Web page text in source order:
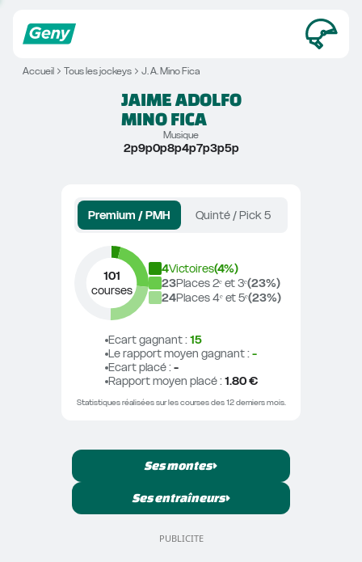
Accueil Tous les jockeys J. A. Mino Fica
JAIME ADOLFO
MINO FICA
Musique
2p9p0p8p4p7p3p5p
Premium / PMH Quinté / Pick 5
101
courses
4Victoires(4%)
23Places 2ᵉ et 3ᵉ(23%)
24Places 4ᵉ et 5ᵉ(23%)
Ecart gagnant : 15
Le rapport moyen gagnant : -
Ecart placé : -
Rapport moyen placé : 1.80 €
Statistiques réalisées sur les courses des 12 derniers mois.
Ses montes
Ses entraîneurs